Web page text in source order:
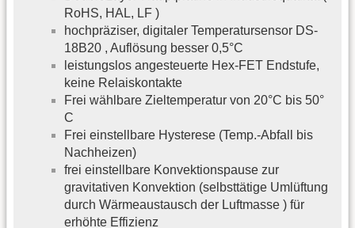
RoHS, HAL, LF )
hochpräziser, digitaler Temperatursensor DS-
18B20 , Auflösung besser 0,5°C
leistungslos angesteuerte Hex-FET Endstufe,
keine Relaiskontakte
Frei wählbare Zieltemperatur von 20°C bis 50°
C
Frei einstellbare Hysterese (Temp.-Abfall bis
Nachheizen)
frei einstellbare Konvektionspause zur
gravitativen Konvektion (selbsttätige Umlüftung
durch Wärmeaustausch der Luftmasse ) für
erhöhte Effizienz